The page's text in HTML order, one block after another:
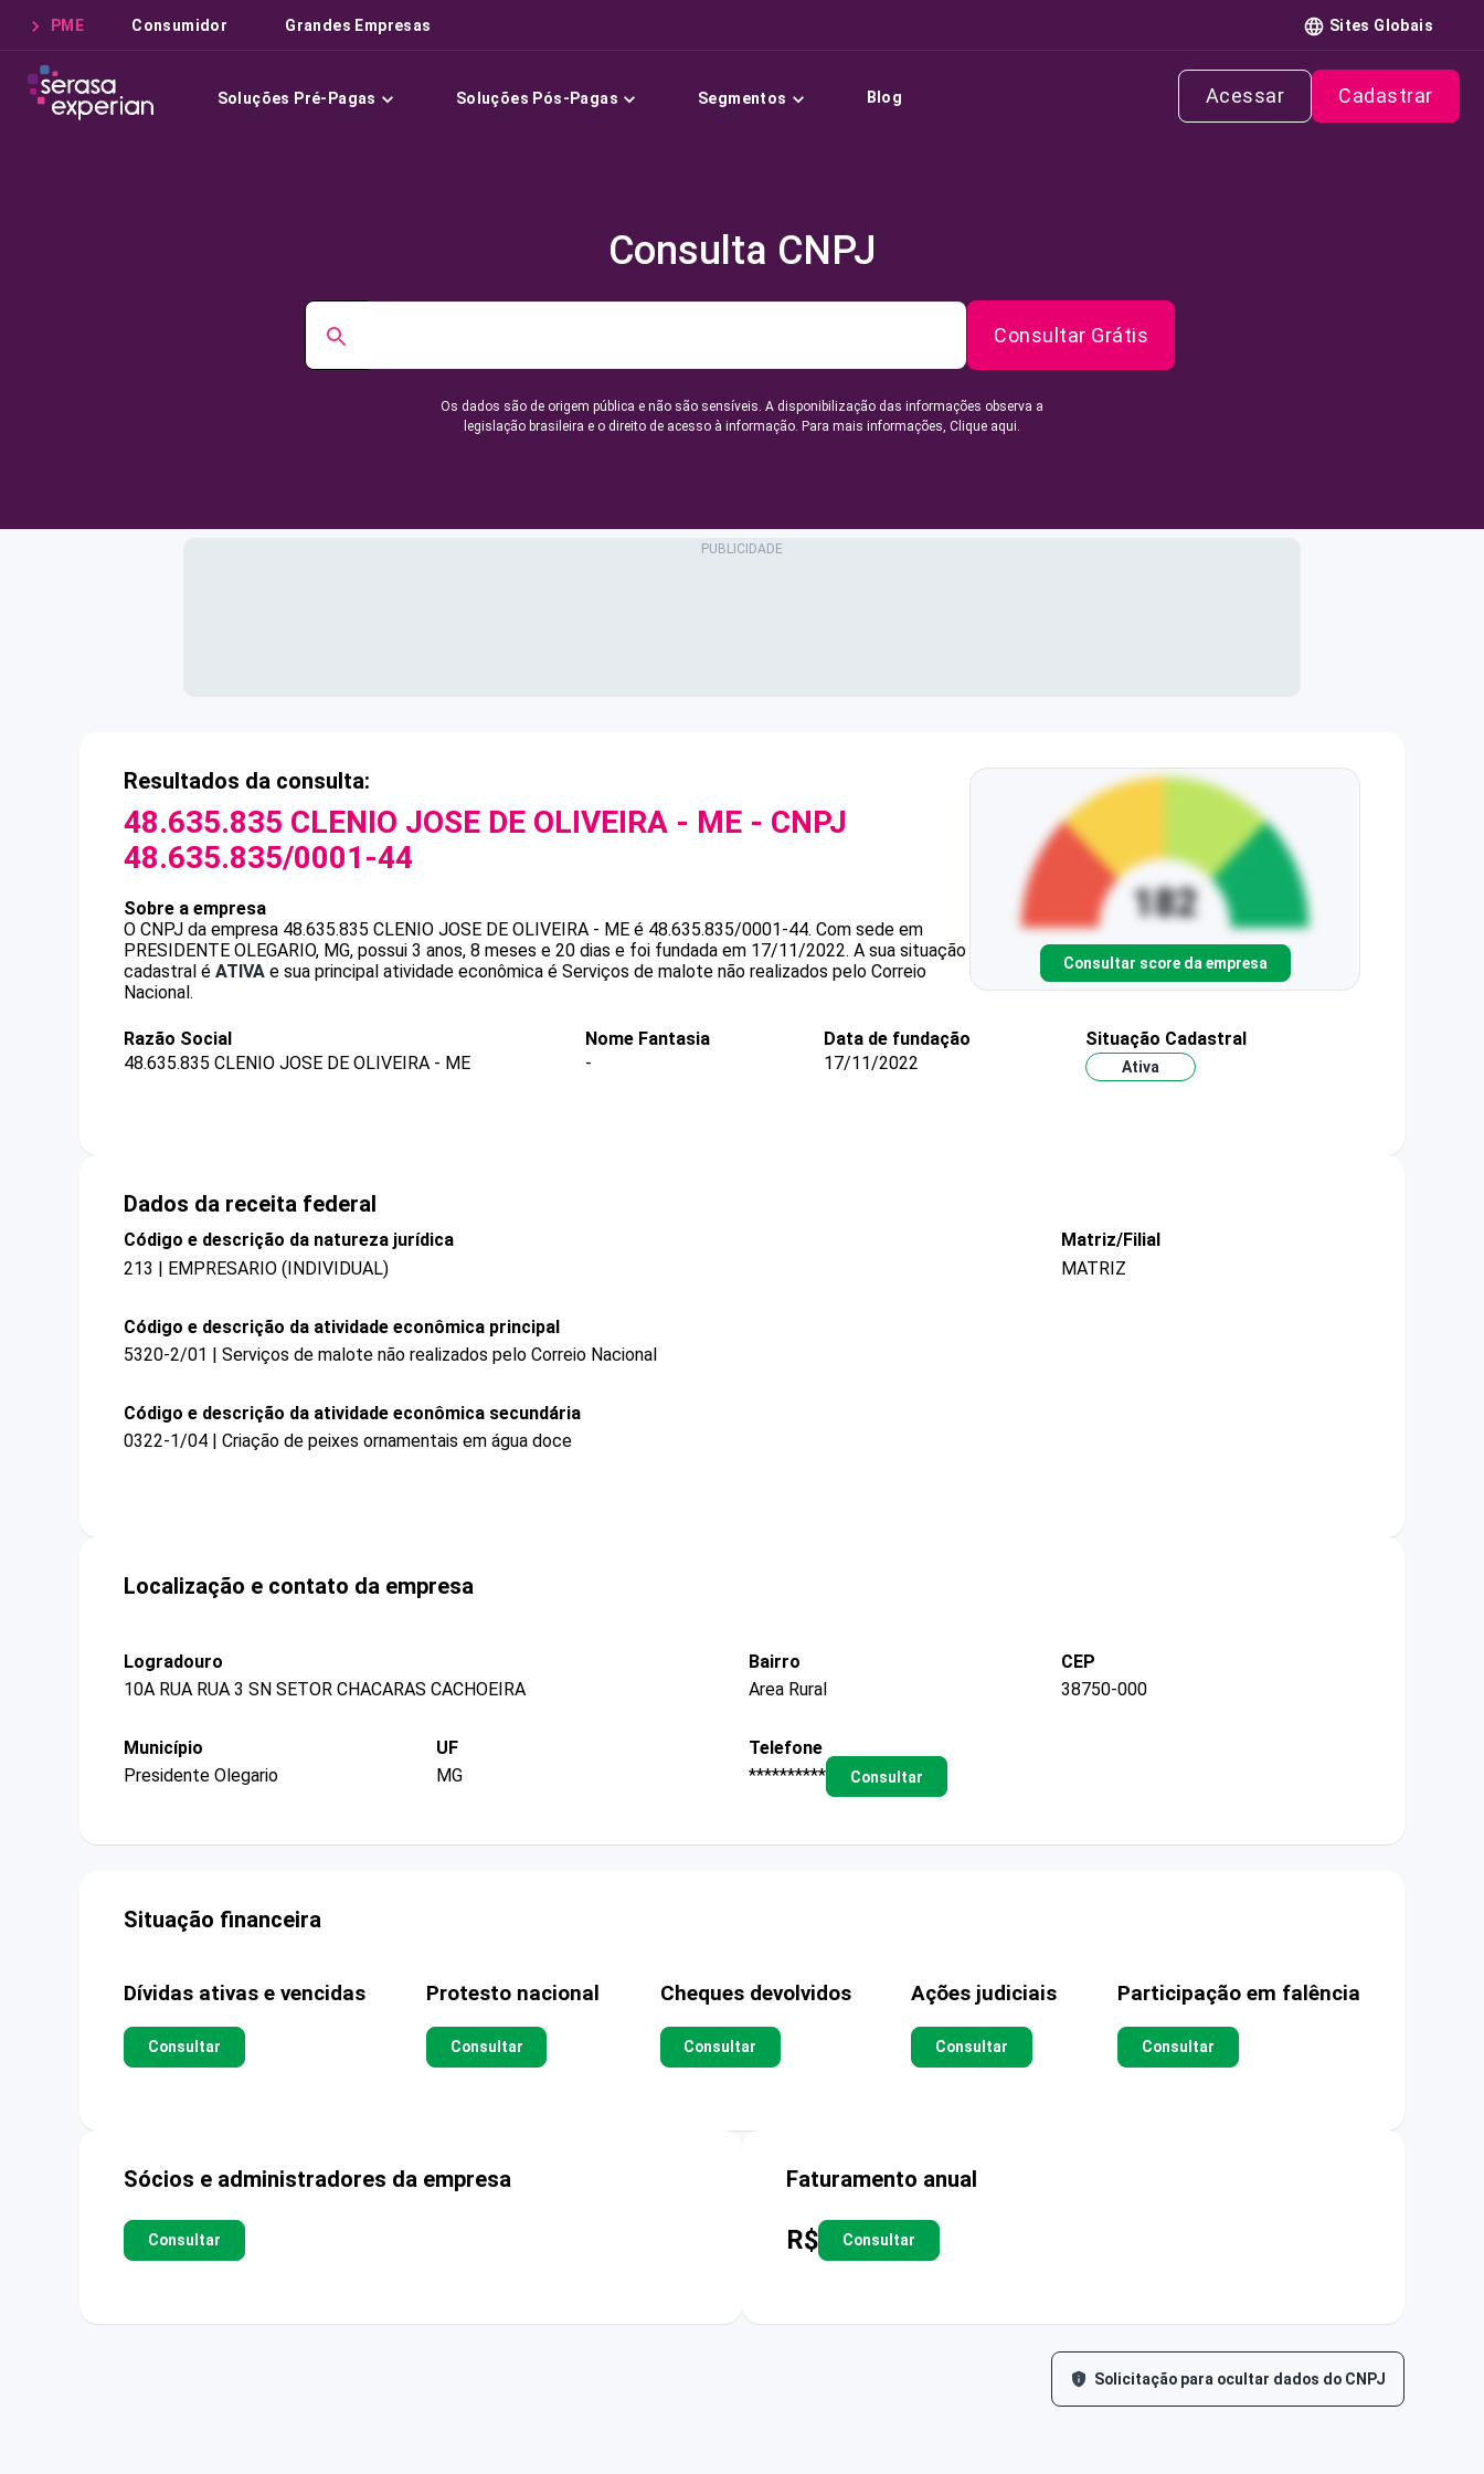
PME Consumidor Grandes Empresas Sites Globais
Soluções Pré-Pagas Soluções Pós-Pagas Segmentos Blog Acessar Cadastrar
Consulta CNPJ
Consultar Grátis
Os dados são de origem pública e não são sensíveis. A disponibilização das informações observa a
legislação brasileira e o direito de acesso à informação. Para mais informações, Clique aqui.
Resultados da consulta:
48.635.835 CLENIO JOSE DE OLIVEIRA - ME - CNPJ
48.635.835/0001-44
Sobre a empresa
O CNPJ da empresa 48.635.835 CLENIO JOSE DE OLIVEIRA - ME é 48.635.835/0001-44. Com sede em
PRESIDENTE OLEGARIO, MG, possui 3 anos, 8 meses e 20 dias e foi fundada em 17/11/2022. A sua situação
cadastral é ATIVA e sua principal atividade econômica é Serviços de malote não realizados pelo Correio
Nacional.
Consultar score da empresa
Razão Social
48.635.835 CLENIO JOSE DE OLIVEIRA - ME
Nome Fantasia
-
Data de fundação
17/11/2022
Situação Cadastral
Ativa
Dados da receita federal
Código e descrição da natureza jurídica
213 | EMPRESARIO (INDIVIDUAL)
Matriz/Filial
MATRIZ
Código e descrição da atividade econômica principal
5320-2/01 | Serviços de malote não realizados pelo Correio Nacional
Código e descrição da atividade econômica secundária
0322-1/04 | Criação de peixes ornamentais em água doce
Localização e contato da empresa
Logradouro
10A RUA RUA 3 SN SETOR CHACARAS CACHOEIRA
Bairro
Area Rural
CEP
38750-000
Município
Presidente Olegario
UF
MG
Telefone
**********
Consultar
Situação financeira
Dívidas ativas e vencidas
Consultar
Protesto nacional
Consultar
Cheques devolvidos
Consultar
Ações judiciais
Consultar
Participação em falência
Consultar
Sócios e administradores da empresa
Consultar
Faturamento anual
R$ Consultar
Solicitação para ocultar dados do CNPJ